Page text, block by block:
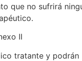
que no sufrirá
II
tratante y podrán